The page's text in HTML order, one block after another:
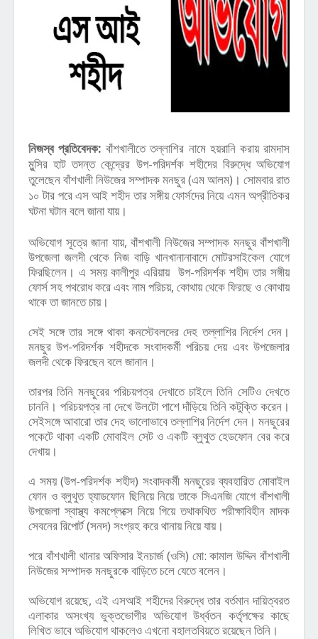
নিজস্ব প্রতিবেদক: বাঁশখালীতে তল্লাশির নামে হয়রানি করায় রামদাস
মুন্সির হাট তদন্ত কেন্দ্রের উপ-পরিদর্শক শহীদের বিরুদ্ধে অভিযোগ
তুলেছেন বাঁশখালী নিউজের সম্পাদক মনছুর (এম আলম)। সোমবার রাত
১০ টার পরে এস আই শহীদ তার সঙ্গীয় ফোর্সদের নিয়ে এমন অপ্রীতিকর
ঘটনা ঘটান বলে জানা যায়।
অভিযোগ সূত্রে জানা যায়, বাঁশখালী নিউজের সম্পাদক মনছুর বাঁশখালী
উপজেলা জলদী থেকে নিজ বাড়ি খানখানানাবাদে মোটরসাইকেল যোগে
ফিরছিলেন। এ সময় কালীপুর এরিয়ায় উপ-পরিদর্শক শহীদ তার সঙ্গীয়
ফোর্স সহ পথরোধ করে এবং নাম পরিচয়, কোথায় থেকে ফিরছে ও কোথায়
থাকে তা জানতে চায়।
সেই সঙ্গে তার সঙ্গে থাকা কনস্টেবলদের দেহ তল্লাশির নির্দেশ দেন।
মনছুর উপ-পরিদর্শক শহীদকে সংবাদকর্মী পরিচয় দেয় এবং উপজেলার
জলদী থেকে ফিরছেন বলে জানান।
তারপর তিনি মনছুরের পরিচয়পত্র দেখাতে চাইলে তিনি সেটিও দেখতে
চাননি। পরিচয়পত্র না দেখে উলটো পাশে দাঁড়িয়ে তিনি কটুক্তি করেন।
সেইসঙ্গে আবারো তার দেহ ভালোভাবে তল্লাশির নির্দেশ দেন। মনছুরের
পকেটে থাকা একটি মোবাইল সেট ও একটি ব্লুথুত হেডফোন বের করে
দেখায়।
এ সময় (উপ-পরিদর্শক শহীদ) সংবাদকর্মী মনছুরের ব্যবহারিত মোবাইল
ফোন ও ব্লুথুত হ্যাডফোন ছিনিয়ে নিয়ে তাকে সিএনজি যোগে বাঁশখালী
উপজেলা স্বাস্থ্য কমপ্লেক্সে নিয়ে গিয়ে তথাকথিত পরীক্ষাবিহীন মাদক
সেবনের রিপোর্ট (সনদ) সংগ্রহ করে থানায় নিয়ে যায়।
পরে বাঁশখালী থানার অফিসার ইনচার্জ (ওসি) মো: কামাল উদ্দিন বাঁশখালী
নিউজের সম্পাদক মনছুরকে বাড়িতে চলে যেতে বলেন।
অভিযোগ রয়েছে, এই এসআই শহীদের বিরুদ্ধে তার বর্তমান দায়িত্বরত
এলাকার অসংখ্য ভুক্তভোগীর অভিযোগ উর্ধ্বতন কর্তৃপক্ষের কাছে
লিখিত ভাবে অভিযোগ থাকলেও এখনো বহালতবিয়তে রয়েছেন তিনি।